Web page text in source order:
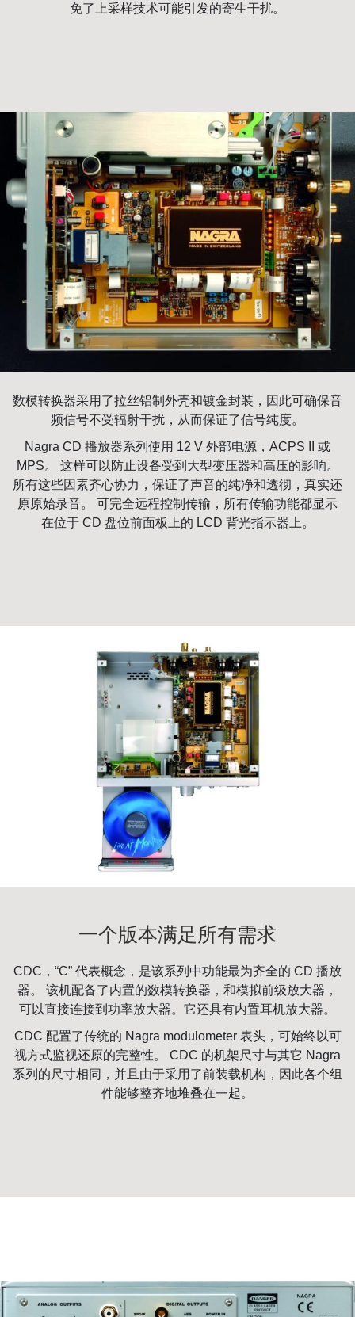
免了上采样技术可能引发的寄生干扰。
数模转换器采用了拉丝铝制外壳和镀金封装，因此可确保音
频信号不受辐射干扰，从而保证了信号纯度。
Nagra CD 播放器系列使用 12 V 外部电源，ACPS II 或
MPS。 这样可以防止设备受到大型变压器和高压的影响。
所有这些因素齐心协力，保证了声音的纯净和透彻，真实还
原原始录音。 可完全远程控制传输，所有传输功能都显示
在位于 CD 盘位前面板上的 LCD 背光指示器上。
一个版本满足所有需求
CDC，“C” 代表概念，是该系列中功能最为齐全的 CD 播放
器。 该机配备了内置的数模转换器，和模拟前级放大器，
可以直接连接到功率放大器。它还具有内置耳机放大器。
CDC 配置了传统的 Nagra modulometer 表头，可始终以可
视方式监视还原的完整性。 CDC 的机架尺寸与其它 Nagra
系列的尺寸相同，并且由于采用了前装载机构，因此各个组
件能够整齐地堆叠在一起。